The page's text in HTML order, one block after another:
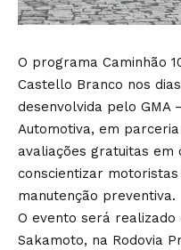
O programa Caminhão
Castello Branco nos
desenvolvida pelo GMA
Automotiva, em
avaliações gratuitas em
conscientizar
manutenção preventiva.
O evento será realizado
Sakamoto, na Rodovia